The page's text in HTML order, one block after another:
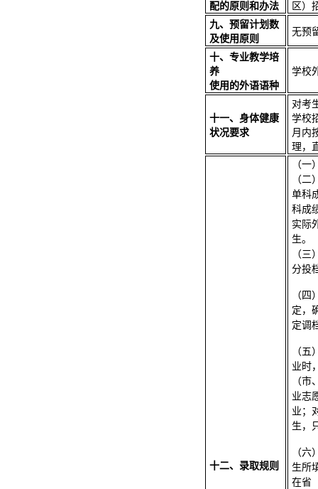
配的原则和办法
区）
九、预留计划数
及使用原则
无预
十、专业教学培
养
使用的外语语种
学校
十一、身体健康
状况要求
对考
学校
月内
理，
十二、录取规则
（
（
单科
科成
实际
生。
（
分投
（
定，
定调
（
业时
（
业志
业；
生，
（六
生所
在省